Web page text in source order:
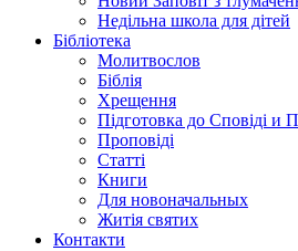
Недільна школа для дітей
Бібліотека
Молитвослов
Біблія
Хрещення
Підготовка до Сповіді и
Проповіді
Статті
Книги
Для новоначальных
Житія святих
Контакти